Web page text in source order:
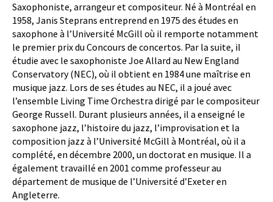
Body
Saxophoniste, arrangeur et compositeur. Né à Montréal en
1958, Janis Steprans entreprend en 1975 des études en
saxophone à l’Université McGill où il remporte notamment
le premier prix du Concours de concertos. Par la suite, il
étudie avec le saxophoniste Joe Allard au New England
Conservatory (NEC), où il obtient en 1984 une maîtrise en
musique jazz. Lors de ses études au NEC, il a joué avec
l’ensemble Living Time Orchestra dirigé par le compositeur
George Russell. Durant plusieurs années, il a enseigné le
saxophone jazz, l’histoire du jazz, l’improvisation et la
composition jazz à l’Université McGill à Montréal, où il a
complété, en décembre 2000, un doctorat en musique. Il a
également travaillé en 2001 comme professeur au
département de musique de l’Université d’Exeter en
Angleterre.